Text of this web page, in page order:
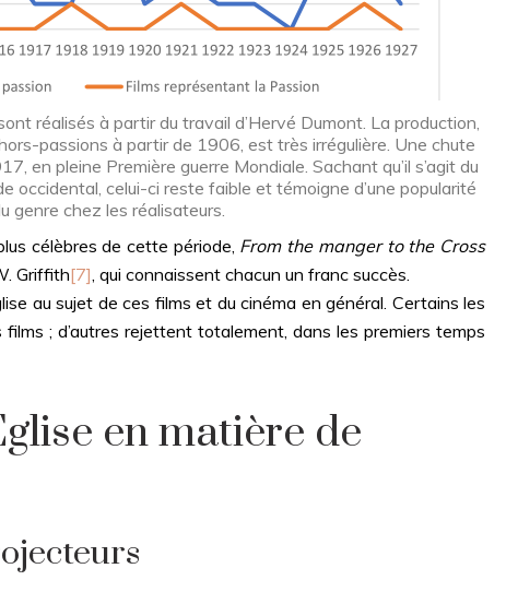
réalisés à partir du travail d’Hervé Dumont. La production,
passions à partir de 1906, est très irrégulière. Une chute
en pleine Première guerre Mondiale. Sachant qu’il s’agit du
occidental, celui-ci reste faible et témoigne d’une popularité
genre chez les réalisateurs.
célèbres de cette période, From the manger to the Cross
Griffith[7], qui connaissent chacun un franc succès.
sujet de ces films et du cinéma en général. Certains les
; d’autres rejettent totalement, dans les premiers temps
en matière de